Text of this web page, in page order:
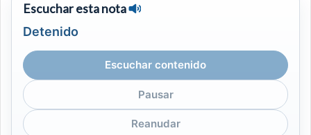
Escuchar esta nota
Detenido
Escuchar contenido
Pausar
Reanudar